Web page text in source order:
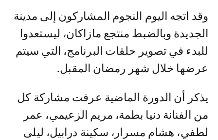
وقد اتجه اليوم النجوم المشاركون إلى مدينة
الجديدة وبالضبط منتجع مازاكان، ليستعدوا
للبدء في تصوير حلقات البرنامج، التي سيتم
عرضها خلال شهر رمضان المقبل.
يذكر أن الدورة الماضية عرفت مشاركة كل
من الفنانة دنيا بطمة، مريم الزعيمي، عمر
لطفي، هشام مسرار، سكينة درابيل، ليلى